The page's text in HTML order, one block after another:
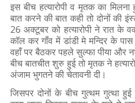
इस बीच हत्यारोपी व मृतक का
बात करने की बात कही तो दोनों की
26 अक्टूबर को हत्यारोपी ने रात के
कॉल कर गाँव में डांडी मे मन्दिर के
वहाँ पर बैठकर पहले सुल्फा पीया और
बीच बातचीत शुरु हुई तो मृतक ने
अंजाम भुगतने की चेतावनी दी।
जिसपर दोनों के बीच गुत्थम गुत्था हुई